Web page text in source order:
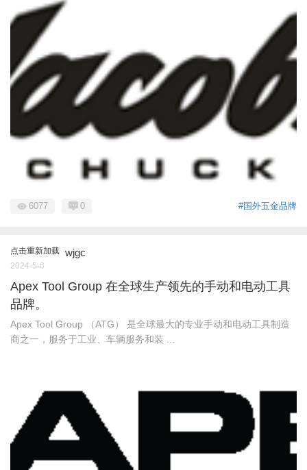
#国外五金品牌
6077 0
点击重新加载 wjgc
2024-5-6
Apex Tool Group 在全球生产领先的手动和电动工具
品牌。
Apex Tool Group （ATG） 是全球最大的专业手动和电动工具制造
商之一，服务于工业、车辆服务和装 ...